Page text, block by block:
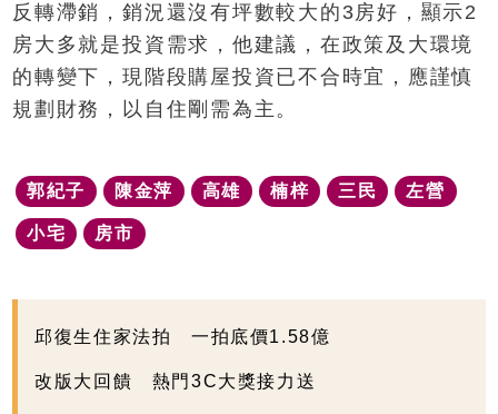
反轉滯銷，銷況還沒有坪數較大的3房好，顯示2
房大多就是投資需求，他建議，在政策及大環境
的轉變下，現階段購屋投資已不合時宜，應謹慎
規劃財務，以自住剛需為主。
郭紀子 陳金萍 高雄 楠梓 三民 左營
小宅 房市
邱復生住家法拍 一拍底價1.58億
改版大回饋 熱門3C大獎接力送